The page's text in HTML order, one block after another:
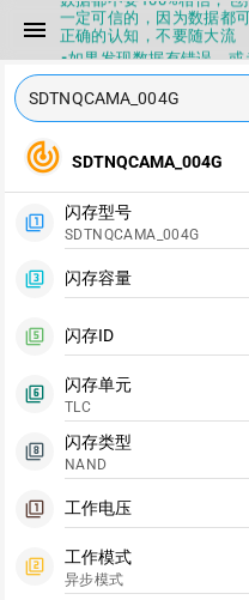
menu
一定可信的，因为数据都
正确的认知，不要随大流
▪如果发现数据有错误，
迎积极反馈，Flashinfo尽
指导性数据
▪兄弟们没事不要乱下载量
下载服务会暂停一段时间
▪Flashinfo提供的所有数
本来就有不确定性，任何
数据都不要100%相信，
一定可信的，因为数据都
正确的认知，不要随大流
▪如果发现数据有错误，或
迎积极反馈，Flashinfo尽
指导性数据
▪Flashinfo APP更新技术
track_changes SDTNQCAMA_004G
filter_1
闪存型号
SDTNQCAMA_004G
filter_3 闪存容量
filter_5 闪存ID
filter_6
闪存单元
TLC
filter_8
闪存类型
NAND
filter_1 工作电压
filter_2
工作模式
异步模式